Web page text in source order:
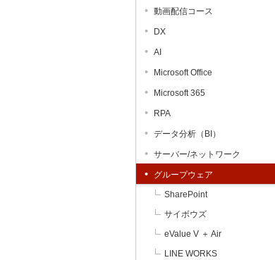
動画配信コース
DX
AI
Microsoft Office
Microsoft 365
RPA
データ分析（BI）
サーバー/ネットワーク
グループウェア
SharePoint
サイボウズ
eValue V ＋ Air
LINE WORKS